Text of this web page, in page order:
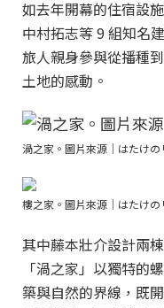
如去年開幕的住宿設
中村拓志等 9 組知名
旅人親身參與從播種
土地的感動。
渦之家。圖片來源｜はたけ
樓之家。圖片來源｜はたけ
其中藤本壯介設計兩
「渦之家」以獨特的
築與自然的界線，既